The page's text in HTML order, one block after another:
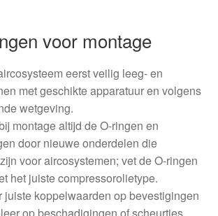
voor montage
eerst veilig leeg- en
met geschikte apparatuur en volgens
wetgeving.
montage altijd de O-ringen en
door nieuwe onderdelen die
voor aircosystemen; vet de O-ringen
het juiste compressorolietype.
juiste koppelwaarden op bevestigingen
op beschadigingen of scheurtjes